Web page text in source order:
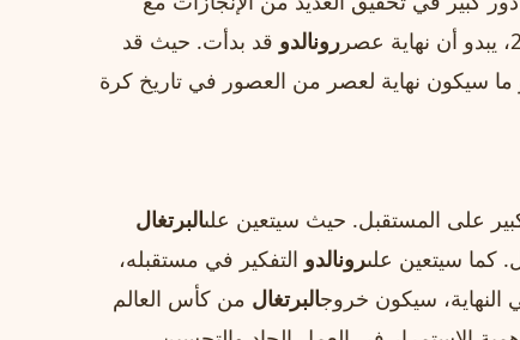
رونالدو قد بدأت. حيث قد
ما سيكون نهاية لعصر من العصور في تاريخ كرة
البرتغال
كما سيتعين علىرونالدو التفكير في مستقبله،
سيكون خروجالبرتغال من كأس العالم